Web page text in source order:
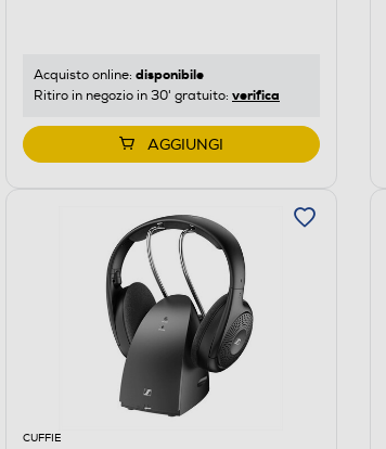
Acquisto online: disponibile
Ritiro in negozio in 30' gratuito: verifica
AGGIUNGI
CUFFIE